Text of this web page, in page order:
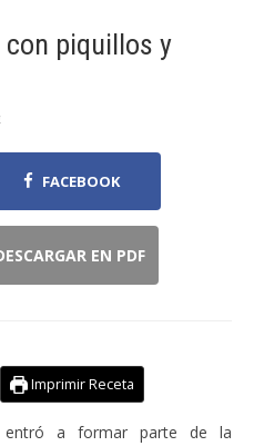
piquillos y
FACEBOOK
EN PDF
Imprimir Receta
a formar parte de la